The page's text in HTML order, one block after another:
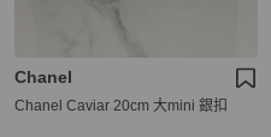
Chanel
Chanel Caviar 20cm 大mini 銀扣